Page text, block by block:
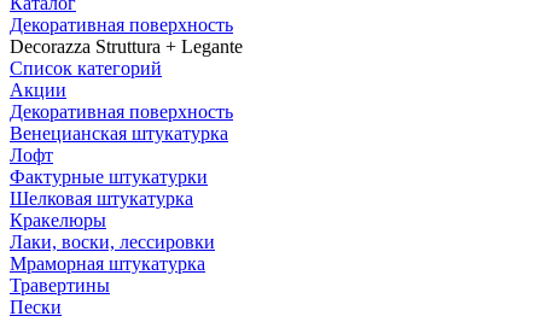
Декоративная поверхность
Decorazza Struttura + Legante
Список категорий
Акции
Декоративная поверхность
Венецианская штукатурка
Лофт
Фактурные штукатурки
Шелковая штукатурка
Кракелюры
Лаки, воски, лессировки
Мраморная штукатурка
Травертины
Пески